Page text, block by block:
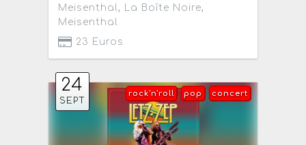
Meisenthal, La Boîte Noire,
Meisenthal
23 Euros
24
SEPT
concert
pop
rock'n'roll